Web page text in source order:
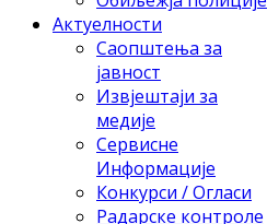
Актуелности
Саопштења за
јавност
Извјештаји за
медије
Сервисне
Информације
Конкурси / Огласи
Радарске контроле